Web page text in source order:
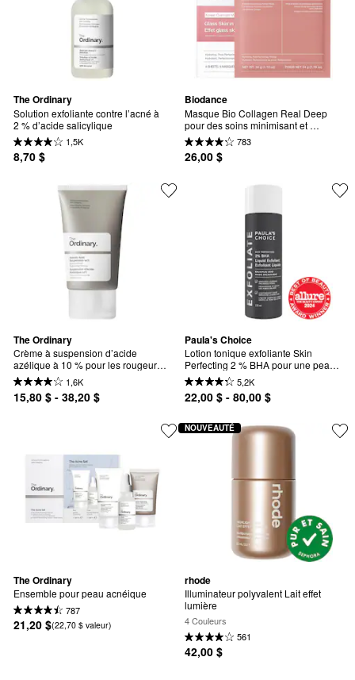
The Ordinary
Solution exfoliante contre l’acné à
2 % d’acide salicylique
1,5K
8,70 $
Biodance
Masque Bio Collagen Real Deep
pour des soins minimisant et
raffermissant les pores
783
26,00 $
The Ordinary
Crème à suspension d’acide
azélique à 10 % pour les rougeurs
et la peau sujette aux imperfections
1,6K
15,80 $ - 38,20 $
Paula's Choice
Lotion tonique exfoliante Skin
Perfecting 2 % BHA pour une peau
nette
5,2K
22,00 $ - 80,00 $
The Ordinary
Ensemble pour peau acnéique
787
21,20 $(22,70 $ valeur)
rhode
Illuminateur polyvalent Lait effet
lumière
4 Couleurs
561
42,00 $
NOUVEAUTÉ